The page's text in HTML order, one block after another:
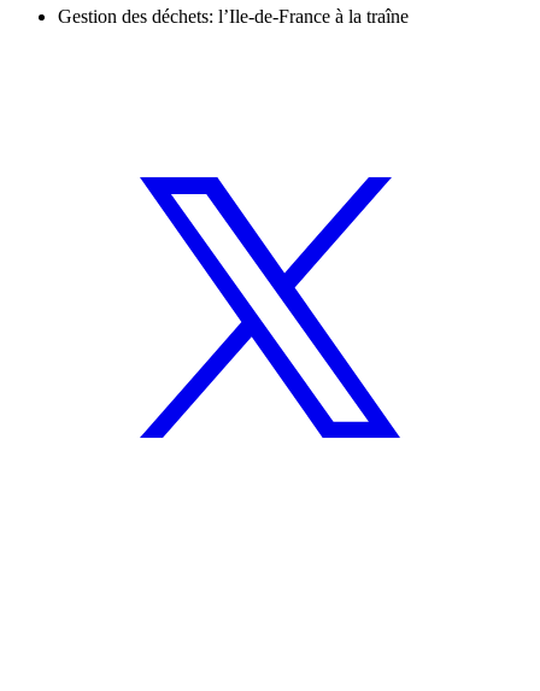
Gestion des déchets: l’Ile-de-France à la traîne